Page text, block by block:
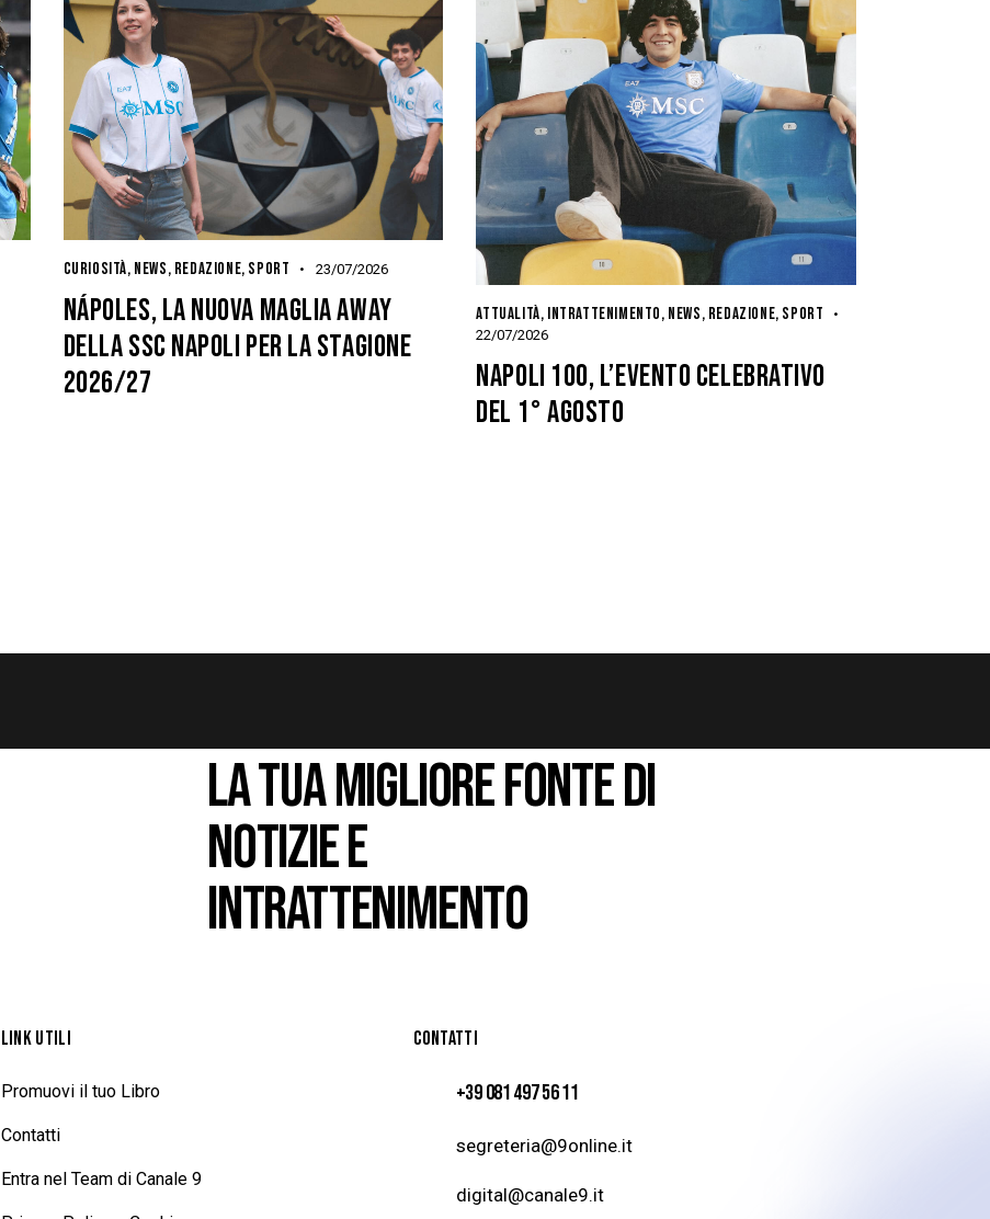
CURIOSITÀ, NEWS, REDAZIONE, SPORT 23/07/2026
NÁPOLES, LA NUOVA MAGLIA AWAY
DELLA SSC NAPOLI PER LA STAGIONE
2026/27
ATTUALITÀ, INTRATTENIMENTO, NEWS, REDAZIONE, SPORT
22/07/2026
NAPOLI 100, L’EVENTO CELEBRATIVO
DEL 1° AGOSTO
LA TUA MIGLIORE FONTE DI
NOTIZIE E
INTRATTENIMENTO
LINK UTILI
Promuovi il tuo Libro
Contatti
Entra nel Team di Canale 9
CONTATTI
+39 081 497 56 11
segreteria@9online.it
digital@canale9.it